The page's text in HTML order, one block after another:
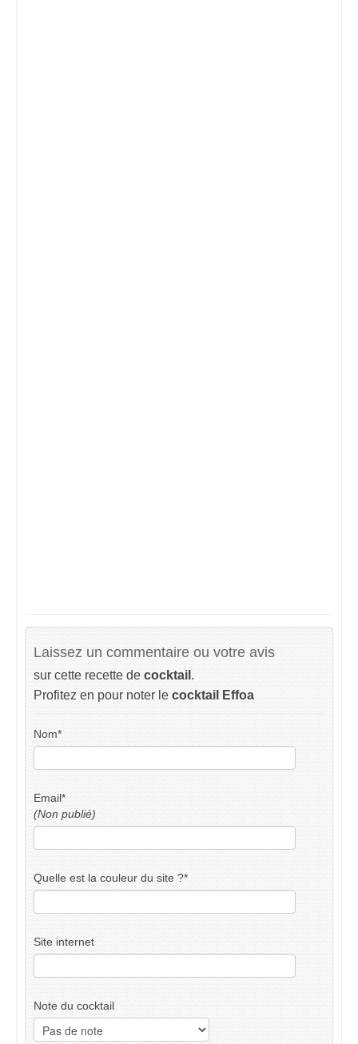
Laissez un commentaire ou votre avis
sur cette recette de cocktail .
Profitez en pour noter le cocktail Effoa
Nom*
Email*
(Non publié)
Quelle est la couleur du site ?*
Site internet
Note du cocktail